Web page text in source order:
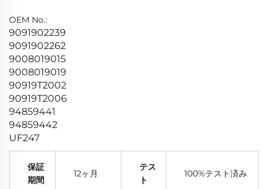
OEM No.:
9091902239
9091902262
9008019015
9008019019
90919T2002
90919T2006
94859441
94859442
UF247
保証
期間
12ヶ月
テス
ト
100%テスト済み